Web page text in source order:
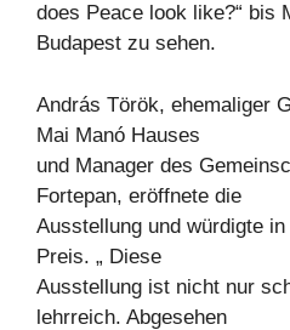
does Peace look like?“ bis
Budapest zu sehen.
András Török, ehemaliger
Mai Manó Hauses
und Manager des
Fortepan, eröffnete die
Ausstellung und würdigte
Preis. „ Diese
Ausstellung ist nicht nur
lehrreich. Abgesehen